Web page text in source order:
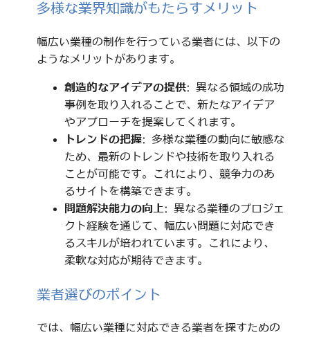
多様な業界知識がもたらすメリット
幅広い業種の制作を行っている業者には、以下の
ようなメリットがあります。
創造的なアイデアの提供: 異なる領域の成功
事例を取り入れることで、新たなアイデア
やアプローチを提案してくれます。
トレンドの把握: 多様な業種の動向に敏感な
ため、最新のトレンドや技術を取り入れる
ことが可能です。これにより、競争力のあ
るサイトを構築できます。
問題解決能力の向上: 異なる業種のプロジェ
クト経験を通じて、幅広い問題に対応でき
るスキルが培われています。これにより、
柔軟な対応が期待できます。
業者選びのポイント
では、幅広い業種に対応できる業者を探すための